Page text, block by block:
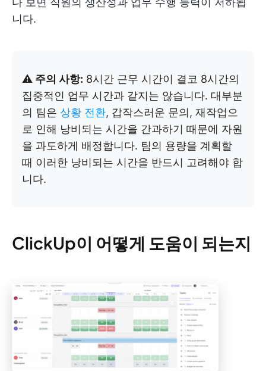
니다.
⚠️ 주의 사항: 8시간 근무 시간이 결코 8시간의
집중적인 업무 시간과 같지는 않습니다. 대부분
의 팀은 상황 전환, 갑작스러운 문의, 재작업으
로 인해 낭비되는 시간을 간과하기 때문에 자원
을 과도하게 배정합니다. 팀의 용량을 계획할
때 이러한 낭비되는 시간을 반드시 고려해야 합
니다.
ClickUp이 어떻게 도움이 되는지